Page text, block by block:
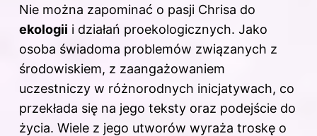
Nie można zapominać o pasji Chrisa do
ekologii i działań proekologicznych. Jako
osoba świadoma problemów związanych z
środowiskiem, z zaangażowaniem
uczestniczy w różnorodnych inicjatywach, co
przekłada się na jego teksty oraz podejście do
życia. Wiele z jego utworów wyraża troskę o